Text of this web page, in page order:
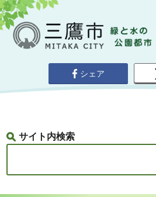
シェア
サイト内検索